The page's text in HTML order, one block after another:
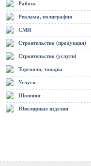
Работа
Реклама, полиграфия
СМИ
Строительство (продукция)
Строительство (услуги)
Торговля, товары
Услуги
Шоппинг
Ювелирные изделия